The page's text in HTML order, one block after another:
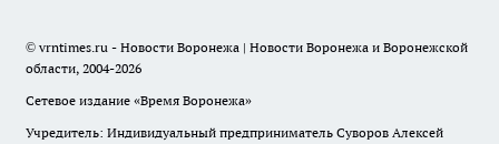
© vrntimes.ru - Новости Воронежа | Новости Воронежа и Воронежской
области, 2004-2026
Сетевое издание «Время Воронежа»
Учредитель: Индивидуальный предприниматель Суворов Алексей